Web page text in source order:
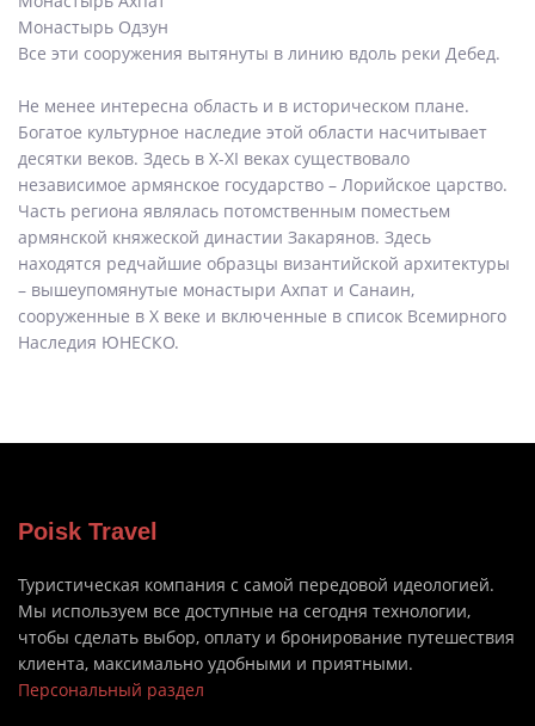
Монастырь Одзун
Все эти сооружения вытянуты в линию вдоль реки Дебед.
Не менее интересна область и в историческом плане.
Богатое культурное наследие этой области насчитывает
десятки веков. Здесь в X-XI веках существовало
независимое армянское государство – Лорийское царство.
Часть региона являлась потомственным поместьем
армянской княжеской династии Закарянов. Здесь
находятся редчайшие образцы византийской архитектуры
– вышеупомянутые монастыри Ахпат и Санаин,
сооруженные в X веке и включенные в список Всемирного
Наследия ЮНЕСКО.
Poisk Travel
Туристическая компания с самой передовой идеологией.
Мы используем все доступные на сегодня технологии,
чтобы сделать выбор, оплату и бронирование путешествия
клиента, максимально удобными и приятными.
Персональный раздел